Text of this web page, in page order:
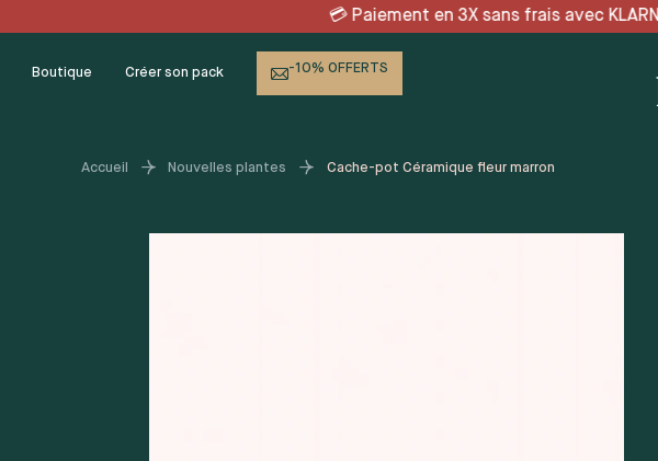
to
en 3X sans frais avec KLARNA
Boutique Créer son pack -10% OFFERTS
Accueil Nouvelles plantes Cache-pot Céramique fleur marron